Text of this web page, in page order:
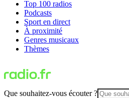
Top 100 radios
Podcasts
Sport en direct
À proximité
Genres musicaux
Thèmes
Que souhaitez-vous écouter ?